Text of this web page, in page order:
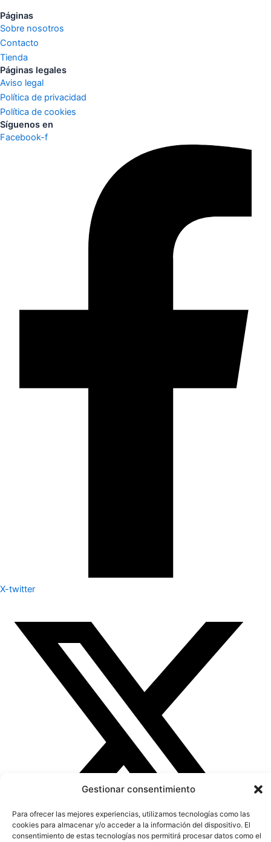
Gestionar consentimiento
Para ofrecer las mejores experiencias, utilizamos tecnologías como las
cookies para almacenar y/o acceder a la información del dispositivo. El
consentimiento de estas tecnologías nos permitirá procesar datos como el
Páginas
Sobre nosotros
Contacto
Tienda
Páginas legales
Aviso legal
Política de privacidad
Política de cookies
Síguenos en
Facebook-f
X-twitter